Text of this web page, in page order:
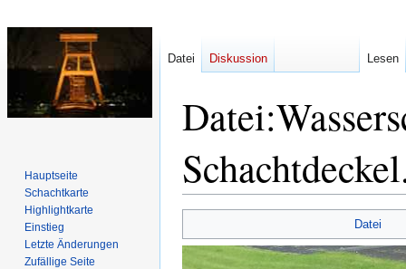
Datei:
Navigation
springen
Suche
springen
Datei
Datei Diskussion Lesen
Hauptseite
Schachtkarte
Highlightkarte
Einstieg
Letzte Änderungen
Zufällige Seite